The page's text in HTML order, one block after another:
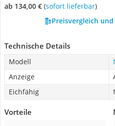
ab 134,00 € ( Sofort lieferbar)
Preisvergleich
Technische Details
Modell
Anzeige
Eichfähig
Vorteile